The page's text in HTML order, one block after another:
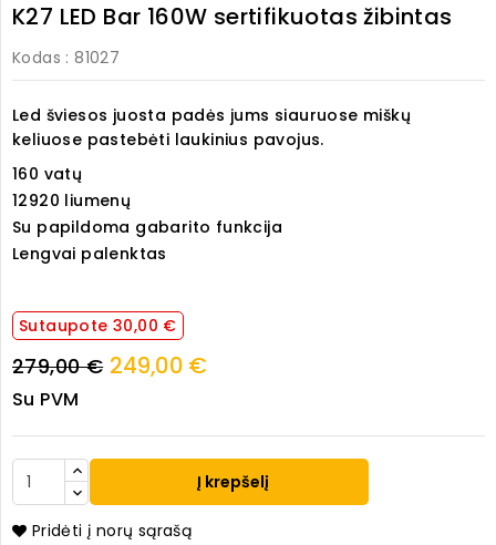
K27 LED Bar 160W sertifikuotas žibintas
Kodas : 81027
Led šviesos juosta padės jums siauruose miškų
keliuose pastebėti laukinius pavojus.
160 vatų
12920 liumenų
Su papildoma gabarito funkcija
Lengvai palenktas
Sutaupote 30,00 €
279,00 € 249,00 €
Su PVM
Į krepšelį
Pridėti į norų sąrašą